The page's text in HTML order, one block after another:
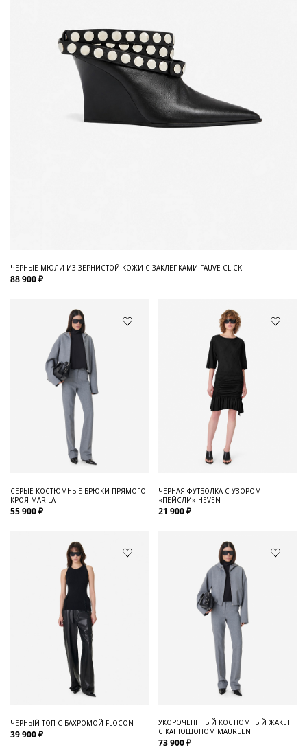
ЧЕРНЫЕ МЮЛИ ИЗ ЗЕРНИСТОЙ КОЖИ С ЗАКЛЕПКАМИ FAUVE CLICK
88 900 ₽
СЕРЫЕ КОСТЮМНЫЕ БРЮКИ ПРЯМОГО
КРОЯ MARILA
55 900 ₽
ЧЕРНАЯ ФУТБОЛКА С УЗОРОМ
«ПЕЙСЛИ» HEVEN
21 900 ₽
ЧЕРНЫЙ ТОП С БАХРОМОЙ FLOCON
39 900 ₽
УКОРОЧЕНННЫЙ КОСТЮМНЫЙ ЖАКЕТ
С КАПЮШОНОМ MAUREEN
73 900 ₽